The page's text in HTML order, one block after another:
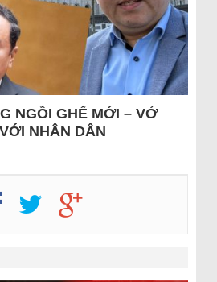
NGỒI GHẾ MỚI – VỞ
NHÂN DÂN